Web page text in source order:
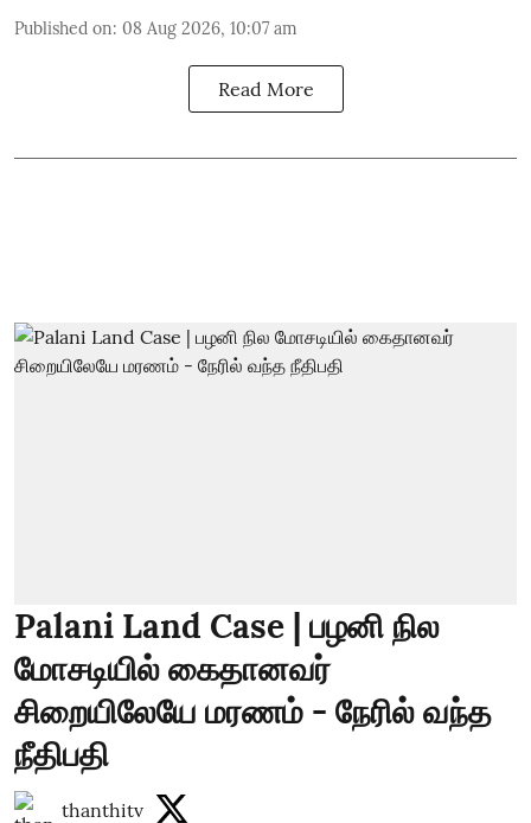
Published on: 08 Aug 2026, 10:07 am
Read More
Palani Land Case | பழனி நில
மோசடியில் கைதானவர்
சிறையிலேயே மரணம் - நேரில் வந்த
நீதிபதி
thanthitv